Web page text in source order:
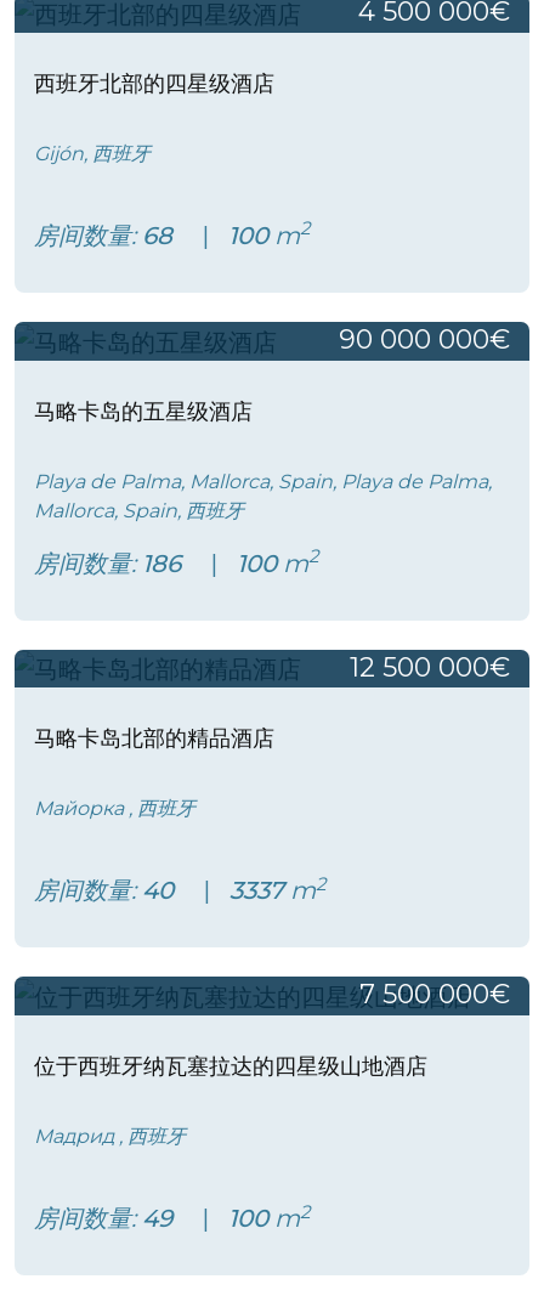
4 500 000€
西班牙北部的四星级酒店
Gijón, 西班牙
房间数量: 68 100m2
90 000 000€
马略卡岛的五星级酒店
Playa de Palma, Mallorca, Spain, Playa de Palma,
Mallorca, Spain, 西班牙
房间数量: 186 100m2
12 500 000€
马略卡岛北部的精品酒店
Майорка , 西班牙
房间数量:40 3337m2
7 500 000€
位于西班牙纳瓦塞拉达的四星级山地酒店
Мадрид , 西班牙
房间数量:49 100m2